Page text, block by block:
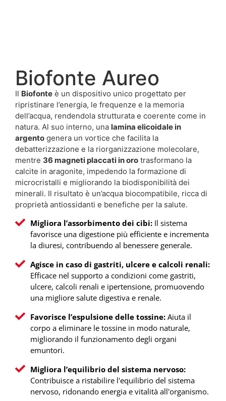
Biofonte Aureo
Il Biofonte è un dispositivo unico progettato per
ripristinare l’energia, le frequenze e la memoria
dell’acqua, rendendola strutturata e coerente come in
natura. Al suo interno, una lamina elicoidale in
argento genera un vortice che facilita la
debatterizzazione e la riorganizzazione molecolare,
mentre 36 magneti placcati in oro trasformano la
calcite in aragonite, impedendo la formazione di
microcristalli e migliorando la biodisponibilità dei
minerali. Il risultato è un’acqua biocompatibile, ricca di
proprietà antiossidanti e benefiche per la salute.
Migliora l’assorbimento dei cibi: Il sistema
favorisce una digestione più efficiente e incrementa
la diuresi, contribuendo al benessere generale.
Agisce in caso di gastriti, ulcere e calcoli renali:
Efficace nel supporto a condizioni come gastriti,
ulcere, calcoli renali e ipertensione, promuovendo
una migliore salute digestiva e renale.
Favorisce l’espulsione delle tossine: Aiuta il
corpo a eliminare le tossine in modo naturale,
migliorando il funzionamento degli organi
emuntori.
Migliora l’equilibrio del sistema nervoso:
Contribuisce a ristabilire l'equilibrio del sistema
nervoso, ridonando energia e vitalità all'organismo.